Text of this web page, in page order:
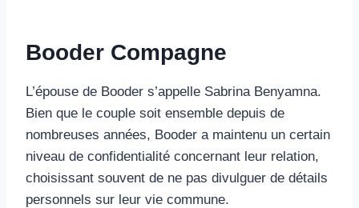
Booder Compagne
L’épouse de Booder s’appelle Sabrina Benyamna.
Bien que le couple soit ensemble depuis de
nombreuses années, Booder a maintenu un certain
niveau de confidentialité concernant leur relation,
choisissant souvent de ne pas divulguer de détails
personnels sur leur vie commune.